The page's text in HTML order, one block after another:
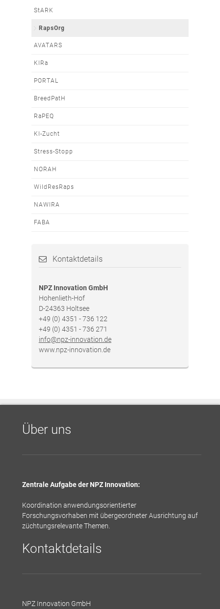
Navigation
StARK
RapsOrg
AVATARS
KIRa
PORTAL
BreedPatH
RaPEQ
KI-Zucht
Stress-Stopp
NORAH
WildResRaps
NAWIRA
FABA
Kontaktdetails
NPZ Innovation GmbH
Hohenlieth-Hof
D-24363 Holtsee
+49 (0) 4351 - 736 122
+49 (0) 4351 - 736 271
info@npz-innovation.de
www.npz-innovation.de
Über uns
Zentrale Aufgabe der NPZ Innovation:
Koordination anwendungsorientierter
Forschungsvorhaben mit übergeordneter Ausrichtung auf
züchtungsrelevante Themen.
Kontaktdetails
NPZ Innovation GmbH